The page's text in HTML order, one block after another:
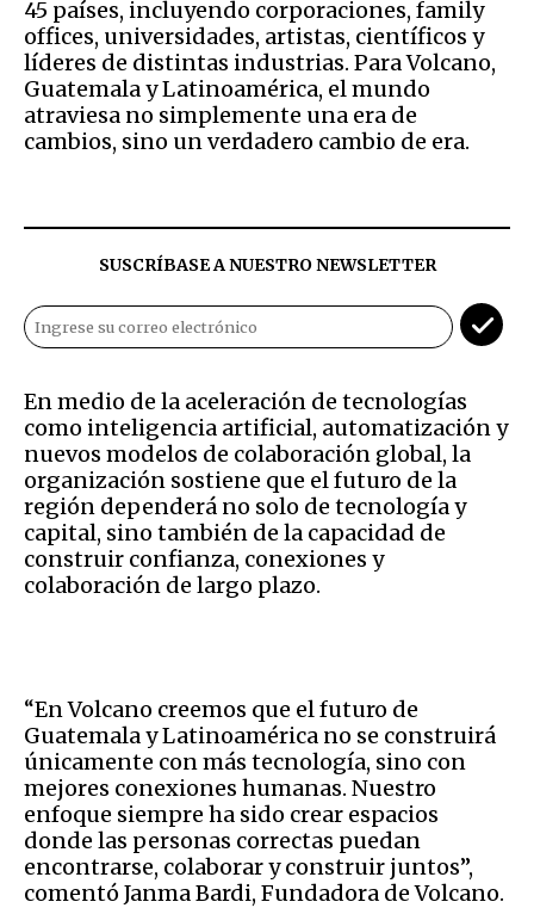
45 países, incluyendo corporaciones, family
offices, universidades, artistas, científicos y
líderes de distintas industrias. Para Volcano,
Guatemala y Latinoamérica, el mundo
atraviesa no simplemente una era de
cambios, sino un verdadero cambio de era.
SUSCRÍBASE A NUESTRO NEWSLETTER
En medio de la aceleración de tecnologías
como inteligencia artificial, automatización y
nuevos modelos de colaboración global, la
organización sostiene que el futuro de la
región dependerá no solo de tecnología y
capital, sino también de la capacidad de
construir confianza, conexiones y
colaboración de largo plazo.
“En Volcano creemos que el futuro de
Guatemala y Latinoamérica no se construirá
únicamente con más tecnología, sino con
mejores conexiones humanas. Nuestro
enfoque siempre ha sido crear espacios
donde las personas correctas puedan
encontrarse, colaborar y construir juntos”,
comentó Janma Bardi, Fundadora de Volcano.